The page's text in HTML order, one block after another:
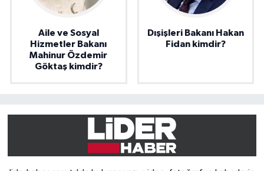
Aile ve Sosyal
Hizmetler Bakanı
Mahinur Özdemir
Göktaş kimdir?
Dışişleri Bakanı Hakan
Fidan kimdir?